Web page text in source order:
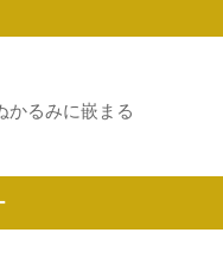
かるみに嵌まる